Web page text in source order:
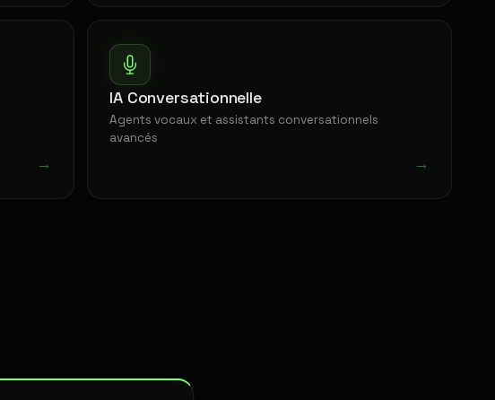
→
IA Conversationnelle
Agents vocaux et assistants conversationnels
avancés
→